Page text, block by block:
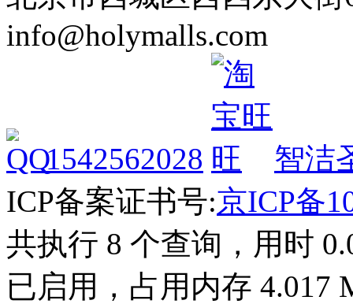
info@holymalls.com
1542562028
智洁
ICP备案证书号:京ICP备
共执行 8 个查询，用时
已启用，占用内存 4.017